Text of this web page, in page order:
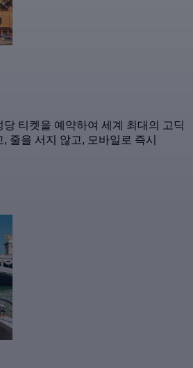
티켓을 예약하여 세계 최대의 고딕
줄을 서지 않고, 모바일로 즉시